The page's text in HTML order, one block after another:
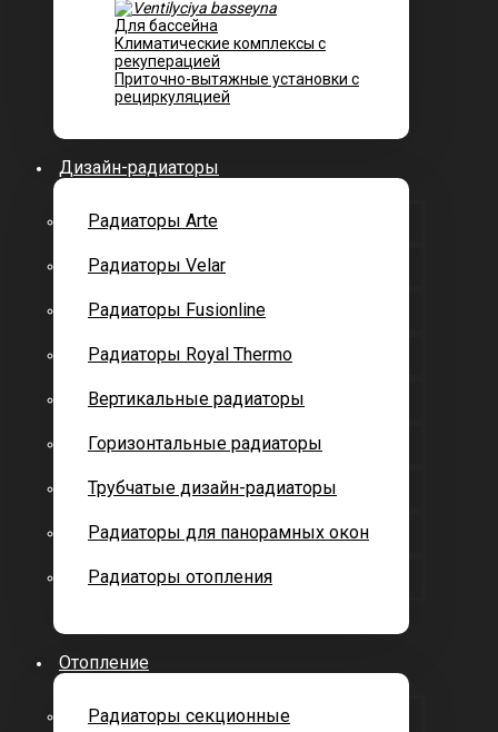
Для бассейна
Климатические комплексы с
рекуперацией
Приточно-вытяжные установки с
рециркуляцией
Дизайн-радиаторы
Радиаторы Arte
Радиаторы Velar
Радиаторы Fusionline
Радиаторы Royal Thermo
Вертикальные радиаторы
Горизонтальные радиаторы
Трубчатые дизайн-радиаторы
Радиаторы для панорамных окон
Радиаторы отопления
Отопление
Радиаторы секционные